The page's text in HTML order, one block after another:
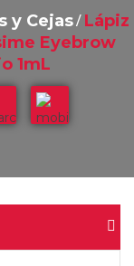
y Cejas Lápiz
Eyebrow
1mL